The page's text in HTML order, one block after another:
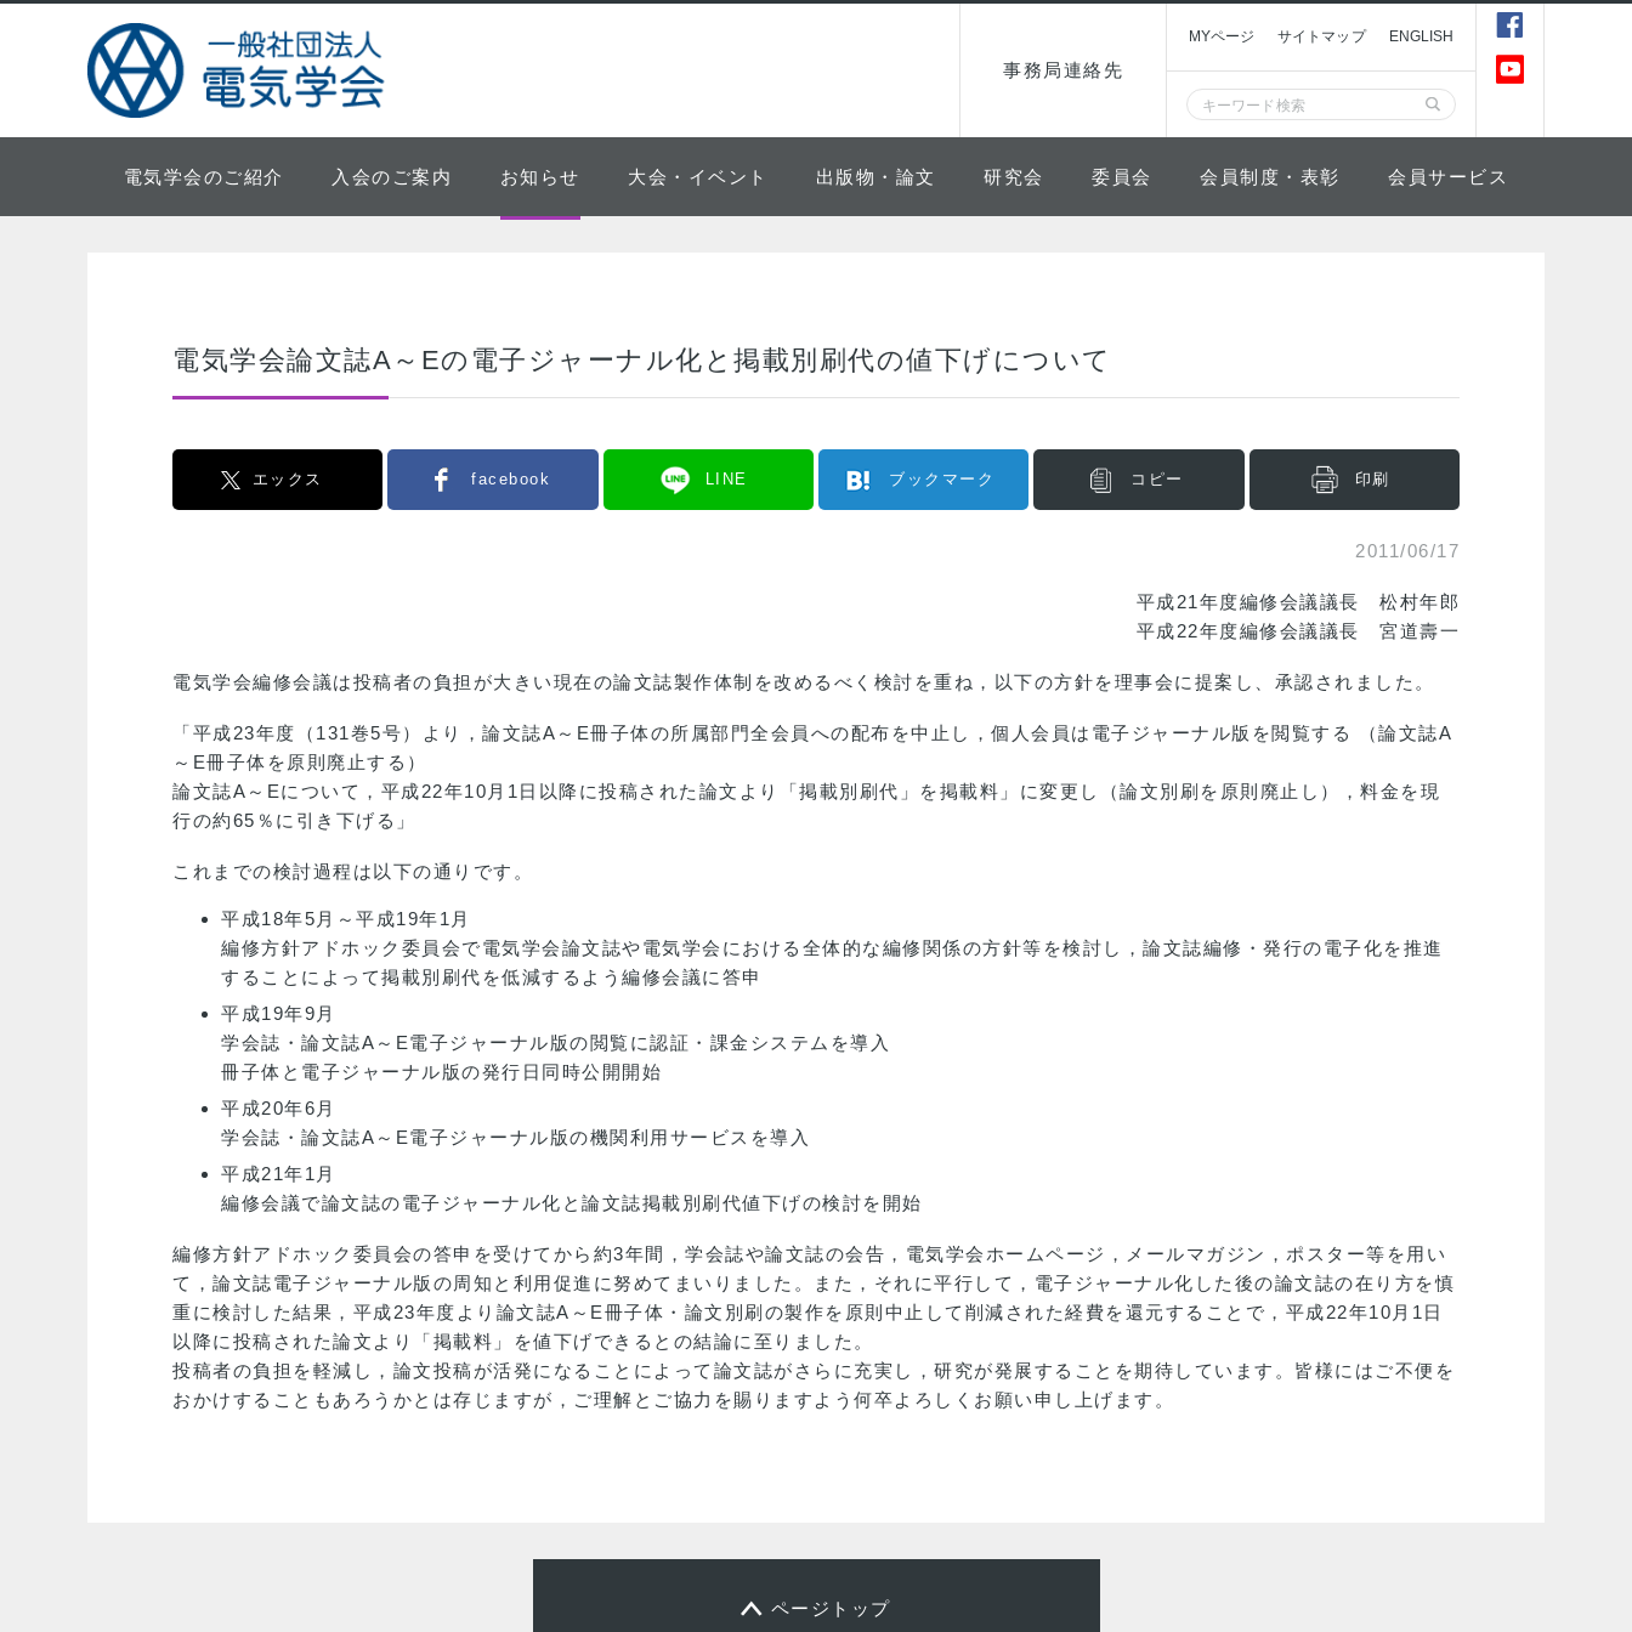
事務局連絡先
MYページ サイトマップ ENGLISH
電気学会のご紹介 入会のご案内 お知らせ 大会・イベント 出版物・論文 研究会 委員会 会員制度・表彰 会員サービス
電気学会論文誌A～Eの電子ジャーナル化と掲載別刷代の値下げについて
エックス facebook LINE ブックマーク コピー 印刷
2011/06/17
平成21年度編修会議議長 松村年郎
平成22年度編修会議議長 宮道壽一
電気学会編修会議は投稿者の負担が大きい現在の論文誌製作体制を改めるべく検討を重ね，以下の方針を理事会に提案し、承認されました。
「平成23年度（131巻5号）より，論文誌A～E冊子体の所属部門全会員への配布を中止し，個人会員は電子ジャーナル版を閲覧する （論文誌A
～E冊子体を原則廃止する）
論文誌A～Eについて，平成22年10月1日以降に投稿された論文より「掲載別刷代」を掲載料」に変更し（論文別刷を原則廃止し），料金を現
行の約65％に引き下げる」
これまでの検討過程は以下の通りです。
平成18年5月～平成19年1月
編修方針アドホック委員会で電気学会論文誌や電気学会における全体的な編修関係の方針等を検討し，論文誌編修・発行の電子化を推進
することによって掲載別刷代を低減するよう編修会議に答申
平成19年9月
学会誌・論文誌A～E電子ジャーナル版の閲覧に認証・課金システムを導入
冊子体と電子ジャーナル版の発行日同時公開開始
平成20年6月
学会誌・論文誌A～E電子ジャーナル版の機関利用サービスを導入
平成21年1月
編修会議で論文誌の電子ジャーナル化と論文誌掲載別刷代値下げの検討を開始
編修方針アドホック委員会の答申を受けてから約3年間，学会誌や論文誌の会告，電気学会ホームページ，メールマガジン，ポスター等を用い
て，論文誌電子ジャーナル版の周知と利用促進に努めてまいりました。また，それに平行して，電子ジャーナル化した後の論文誌の在り方を慎
重に検討した結果，平成23年度より論文誌A～E冊子体・論文別刷の製作を原則中止して削減された経費を還元することで，平成22年10月1日
以降に投稿された論文より「掲載料」を値下げできるとの結論に至りました。
投稿者の負担を軽減し，論文投稿が活発になることによって論文誌がさらに充実し，研究が発展することを期待しています。皆様にはご不便を
おかけすることもあろうかとは存じますが，ご理解とご協力を賜りますよう何卒よろしくお願い申し上げます。
ページトップ